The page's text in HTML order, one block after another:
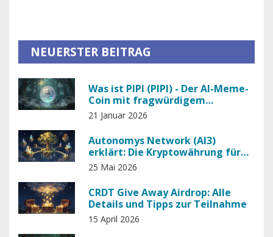
NEUERSTER BEITRAG
Was ist PIPI (PIPI) - Der AI-Meme-
Coin mit fragwürdigem
Hintergrund
21 Januar 2026
Autonomys Network (AI3)
erklärt: Die Kryptowährung für
dezentrale KI
25 Mai 2026
CRDT Give Away Airdrop: Alle
Details und Tipps zur Teilnahme
15 April 2026